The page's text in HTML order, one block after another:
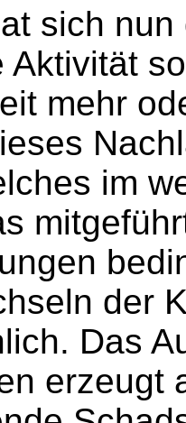
sich
Aktivität
mehr
im
der
Das
erzeugt